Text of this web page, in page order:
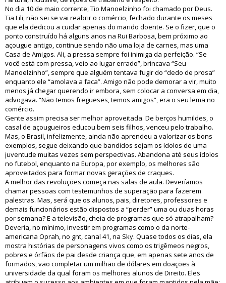
No dia 10 de maio corrente, Tio Manoelzinho foi chamado por Deus.
Tia Lili, não sei se vai reabrir o comércio, fechado durante os meses
que ela dedicou a cuidar apenas do marido doente. Se o fizer, que o
ponto construído há alguns anos na Rui Barbosa, bem próximo ao
açougue antigo, continue sendo não uma loja de carnes, mas uma
Casa de Amigos. Ali, a pressa sempre foi inimiga da perfeição. “Se
você está com pressa, veio ao lugar errado”, brincava “Seu
Manoelzinho”, sempre que alguém tentava fugir do “dedo de prosa”
enquanto ele “amolava a faca”. Amigo não pode demorar a vir, muito
menos já chegar querendo ir embora, sem colocar a conversa em dia,
advogava. “Não temos fregueses, temos amigos”, era o seu lema no
comércio.
Gente assim precisa ser melhor aproveitada. De berços humildes, o
casal de açougueiros educou bem seis filhos, venceu pelo trabalho.
Mas, o Brasil, infelizmente, ainda não aprendeu a valorizar os bons
exemplos, segue deixando que bandidos sejam os ídolos de uma
juventude muitas vezes sem perspectivas. Abandona até seus ídolos
no futebol, enquanto na Europa, por exemplo, os melhores são
aproveitados para formar novas gerações de craques.
A melhor das revoluções começa nas salas de aula. Deveríamos
chamar pessoas com testemunhos de superação para fazerem
palestras. Mas, será que os alunos, pais, diretores, professores e
demais funcionários estão dispostos a “perder” uma ou duas horas
por semana? E a televisão, cheia de programas que só atrapalham?
Deveria, no mínimo, investir em programas como o da norte-
americana Oprah, no gnt, canal 41, na Sky. Quase todos os dias, ela
mostra histórias de personagens vivos como os trigêmeos negros,
pobres e órfãos de pai desde criança que, em apenas sete anos de
formados, vão completar um milhão de dólares em doações à
universidade da qual foram os melhores alunos de Direito. Eles